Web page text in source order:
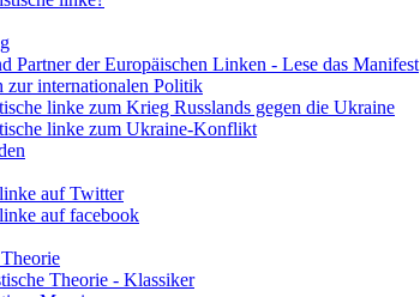
Partner der Europäischen Linken - Lese das Manifest
zur internationalen Politik
linke zum Krieg Russlands gegen die Ukraine
linke zum Ukraine-Konflikt
auf Twitter
auf facebook
Theorie - Klassiker